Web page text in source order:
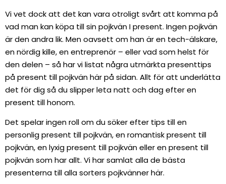
Vi vet dock att det kan vara otroligt svårt att komma på
vad man kan köpa till sin pojkvän I present. Ingen pojkvän
är den andra lik. Men oavsett om han är en tech-älskare,
en nördig kille, en entreprenör – eller vad som helst för
den delen – så har vi listat några utmärkta presenttips
på present till pojkvän här på sidan. Allt för att underlätta
det för dig så du slipper leta natt och dag efter en
present till honom.
Det spelar ingen roll om du söker efter tips till en
personlig present till pojkvän, en romantisk present till
pojkvän, en lyxig present till pojkvän eller en present till
pojkvän som har allt. Vi har samlat alla de bästa
presenterna till alla sorters pojkvänner här.